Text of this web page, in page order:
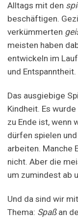
Alltags mit den
beschäftigen.
verkümmerten
meisten haben
entwickeln im
und Entspanntheit.
Das ausgiebige
Kindheit. Es
zu Ende ist, wenn
dürfen spielen
arbeiten. Manche
nicht. Aber die
um zumindest ab
Und da sind wir
Thema: Spaßan